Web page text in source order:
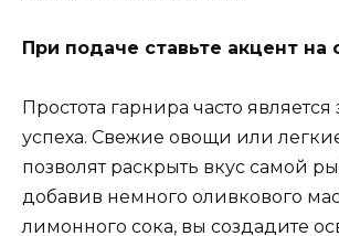
При подаче ставьте акцент на
Простота гарнира часто является
успеха. Свежие овощи или
позволят раскрыть вкус самой
добавив немного оливкового
лимонного сока, вы создадите